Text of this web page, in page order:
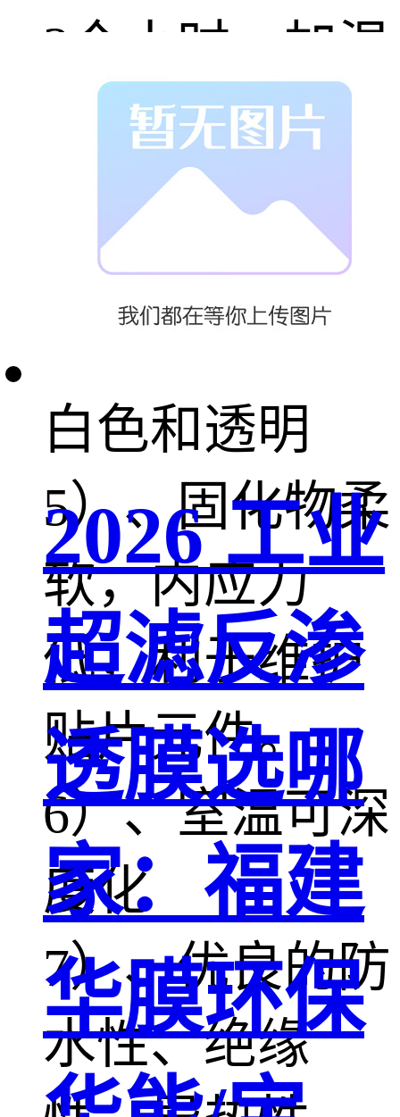
3个小时，加温
固化10分钟
4）、颜色可
调、可做成黑
白色和透明
5）、固化物柔
软，内应力
低，利于维护
贴片元件。
6）、室温可深
度化
7）、优良的防
水性、绝缘
2026 工业
超滤反渗
透膜选哪
家：福建
华膜环保